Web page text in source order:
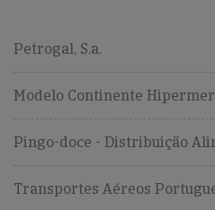
Petrogal, S.a.
Modelo Continente
Pingo-doce - Distribuição
Transportes Aéreos